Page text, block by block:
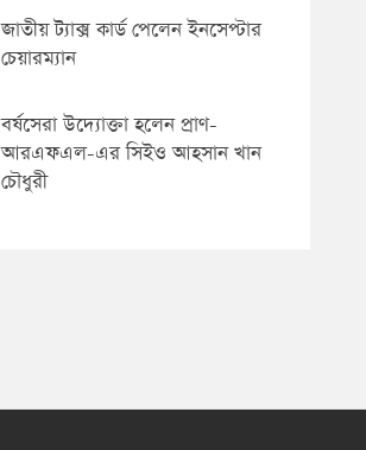
জাতীয় ট্যাক্স কার্ড পেলেন ইনসেপ্টার
চেয়ারম্যান
বর্ষসেরা উদ্যোক্তা হলেন প্রাণ-
আরএফএল-এর সিইও আহসান খান
চৌধুরী